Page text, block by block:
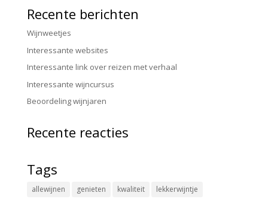
Recente berichten
Wijnweetjes
Interessante websites
Interessante link over reizen met verhaal
Interessante wijncursus
Beoordeling wijnjaren
Recente reacties
Tags
allewijnen genieten kwaliteit
lekkerwijntje